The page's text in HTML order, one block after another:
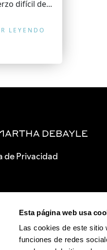
Esta página web usa
Las cookies de este sitio
funciones de redes
difícil de...
LEYENDO
de Privacidad